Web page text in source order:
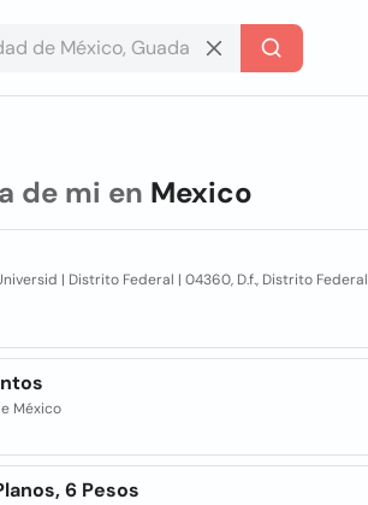
de mi en Mexico
| Distrito Federal | 04360, D.f., Distrito Federal
México
6 Pesos